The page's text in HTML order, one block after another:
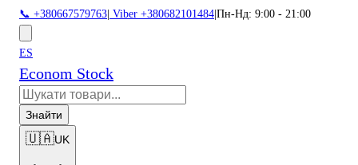
📞 +380667579763 Viber +380682101484 Пн-Нд: 9:00 - 21:00
ES
Econom Stock
Знайти
🇺🇦UK